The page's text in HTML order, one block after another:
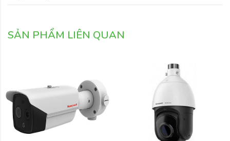
SẢN PHẨM LIÊN QUAN